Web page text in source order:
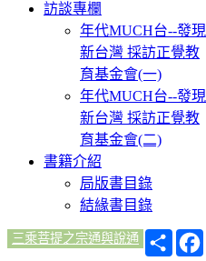
訪談專欄
年代MUCH台--發現
新台灣 採訪正覺教
育基金會(一)
年代MUCH台--發現
新台灣 採訪正覺教
育基金會(二)
書籍介紹
局版書目錄
結緣書目錄
三乘菩提之宗通與說通
分
享